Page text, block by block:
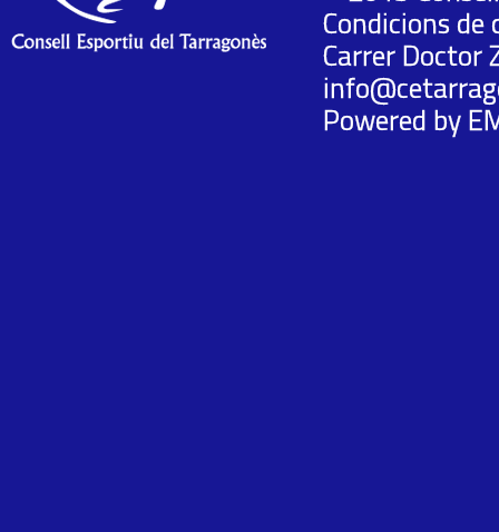
Condicions
Carrer Doctor
Powered by